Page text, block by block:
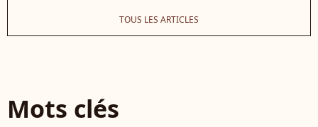
TOUS LES ARTICLES
Mots clés